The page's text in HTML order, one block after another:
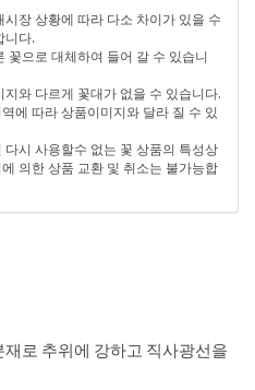
장 상황에 따라 다소 차이가 있을 수
니다.
꽃으로 대체하여 들어 갈 수 있습니
와 다르게 꽃대가 없을 수 있습니다.
에 따라 상품이미지와 달라 질 수 있
시 사용할수 없는 꽃 상품의 특성상
의한 상품 교환 및 취소는 불가능합
로 추위에 강하고 직사광선을